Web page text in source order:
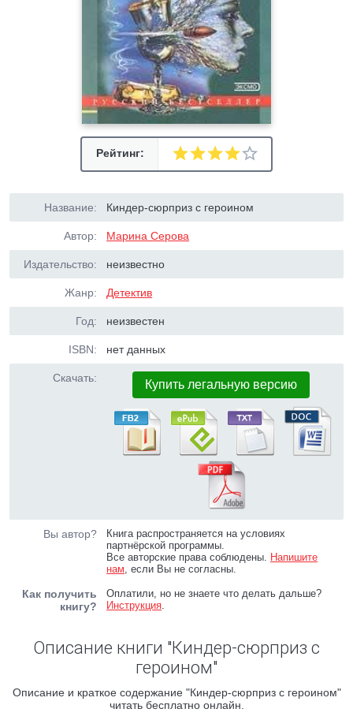
Рейтинг:
Название: Киндер-сюрприз с героином
Автор: Марина Серова
Издательство: неизвестно
Жанр: Детектив
Год: неизвестен
ISBN: нет данных
Скачать: Купить легальную версию
Вы автор?
Книга распространяется на условиях
партнёрской программы.
Все авторские права соблюдены. Напишите
нам, если Вы не согласны.
Как получить
книгу?
Оплатили, но не знаете что делать дальше?
Инструкция.
Описание книги "Киндер-сюрприз с
героином"
Описание и краткое содержание "Киндер-сюрприз с героином"
читать бесплатно онлайн.